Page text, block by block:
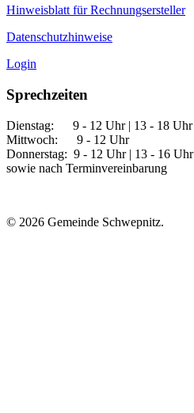
Hinweisblatt für Rechnungsersteller
Datenschutzhinweise
Login
Sprechzeiten
Dienstag: 9 - 12 Uhr | 13 - 18 Uhr
Mittwoch: 9 - 12 Uhr
Donnerstag: 9 - 12 Uhr | 13 - 16 Uhr
sowie nach Terminvereinbarung
© 2026 Gemeinde Schwepnitz.